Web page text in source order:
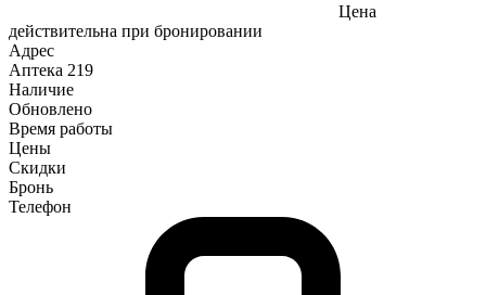
Цена
действительна при бронировании
Адрес
Аптека 219
Наличие
Обновлено
Время работы
Цены
Скидки
Бронь
Телефон